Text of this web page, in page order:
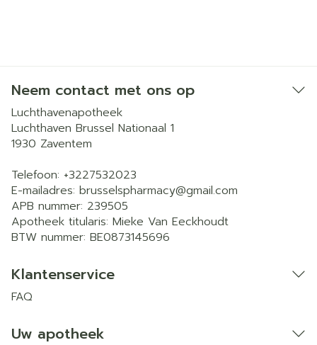
Neem contact met ons op
Luchthavenapotheek
Luchthaven Brussel Nationaal 1
1930 Zaventem
Telefoon: +3227532023
E-mailadres: brusselspharmacy@gmail.com
APB nummer: 239505
Apotheek titularis: Mieke Van Eeckhoudt
BTW nummer: BE0873145696
Klantenservice
FAQ
Uw apotheek